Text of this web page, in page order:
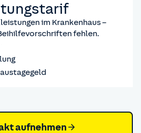
im Krankenhaus –
fehlen.
aufnehmen